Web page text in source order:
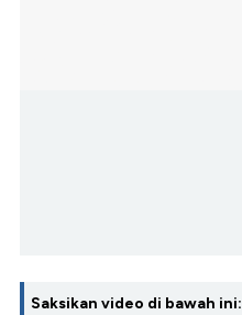
Saksikan video di bawah ini: